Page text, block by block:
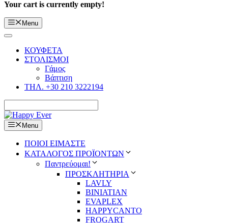
Your cart is currently empty!
Menu
ΚΟΥΦΕΤΑ
ΣΤΟΛΙΣΜΟΙ
Γάμος
Βάπτιση
ΤΗΛ. +30 210 3222194
Menu
ΠΟΙΟΙ ΕΙΜΑΣΤΕ
ΚΑΤΑΛΟΓΟΣ ΠΡΟΪΟΝΤΩΝ
Παντρεύομαι!
ΠΡΟΣΚΛΗΤΗΡΙΑ
LAVLY
BINIATIAN
EVAPLEX
HAPPYCANTO
FROGART